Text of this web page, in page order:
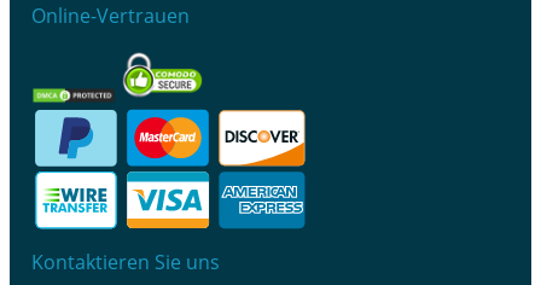
Online-Vertrauen
Kontaktieren Sie uns